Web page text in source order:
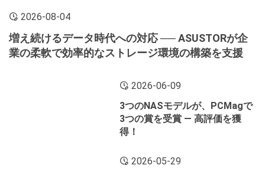
2026-08-04
増え続けるデータ時代への対応 ── ASUSTORが企
業の柔軟で効率的なストレージ環境の構築を支援
2026-06-09
3つのNASモデルが、PCMagで
3つの賞を受賞 ― 高評価を獲
得！
2026-05-29